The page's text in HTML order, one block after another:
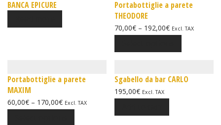
BANCA EPICURE
Portabottiglie a parete
THEODORE
70,00€ – 192,00€ Excl. TAX
Portabottiglie a parete
MAXIM
60,00€ – 170,00€ Excl. TAX
Sgabello da bar CARLO
195,00€ Excl. TAX